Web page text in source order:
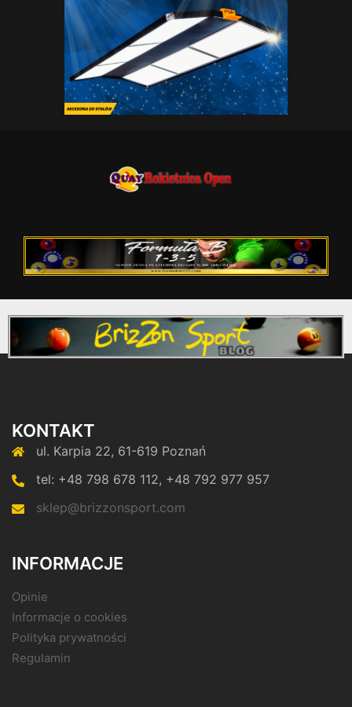
KONTAKT
ul. Karpia 22, 61-619 Poznań
tel: +48 798 678 112, +48 792 977 957
sklep@brizzonsport.com
INFORMACJE
Opinie
Informacje o cookies
Polityka prywatności
Regulamin